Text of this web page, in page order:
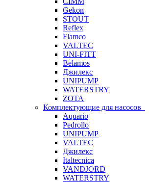
Gekon
STOUT
Reflex
Flamco
VALTEC
UNI-FITT
Belamos
Джилекс
UNIPUMP
WATERSTRY
ZOTA
Комплектующие для насосов
Aquario
Pedrollo
UNIPUMP
VALTEC
Джилекс
Italtecnica
VANDJORD
WATERSTRY